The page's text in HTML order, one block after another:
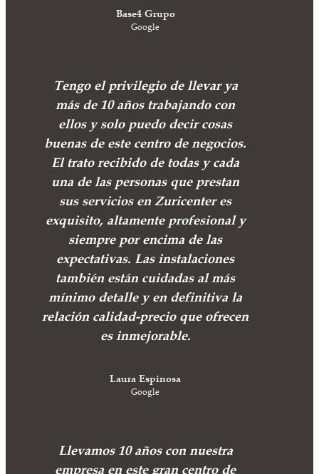
Base4 Grupo
Google
Tengo el privilegio de llevar ya
más de 10 años trabajando con
ellos y solo puedo decir cosas
buenas de este centro de negocios.
El trato recibido de todas y cada
una de las personas que prestan
sus servicios en Zuricenter es
exquisito, altamente profesional y
siempre por encima de las
expectativas. Las instalaciones
también están cuidadas al más
mínimo detalle y en definitiva la
relación calidad-precio que ofrecen
es inmejorable.
Laura Espinosa
Google
Llevamos 10 años con nuestra
empresa en este gran centro de